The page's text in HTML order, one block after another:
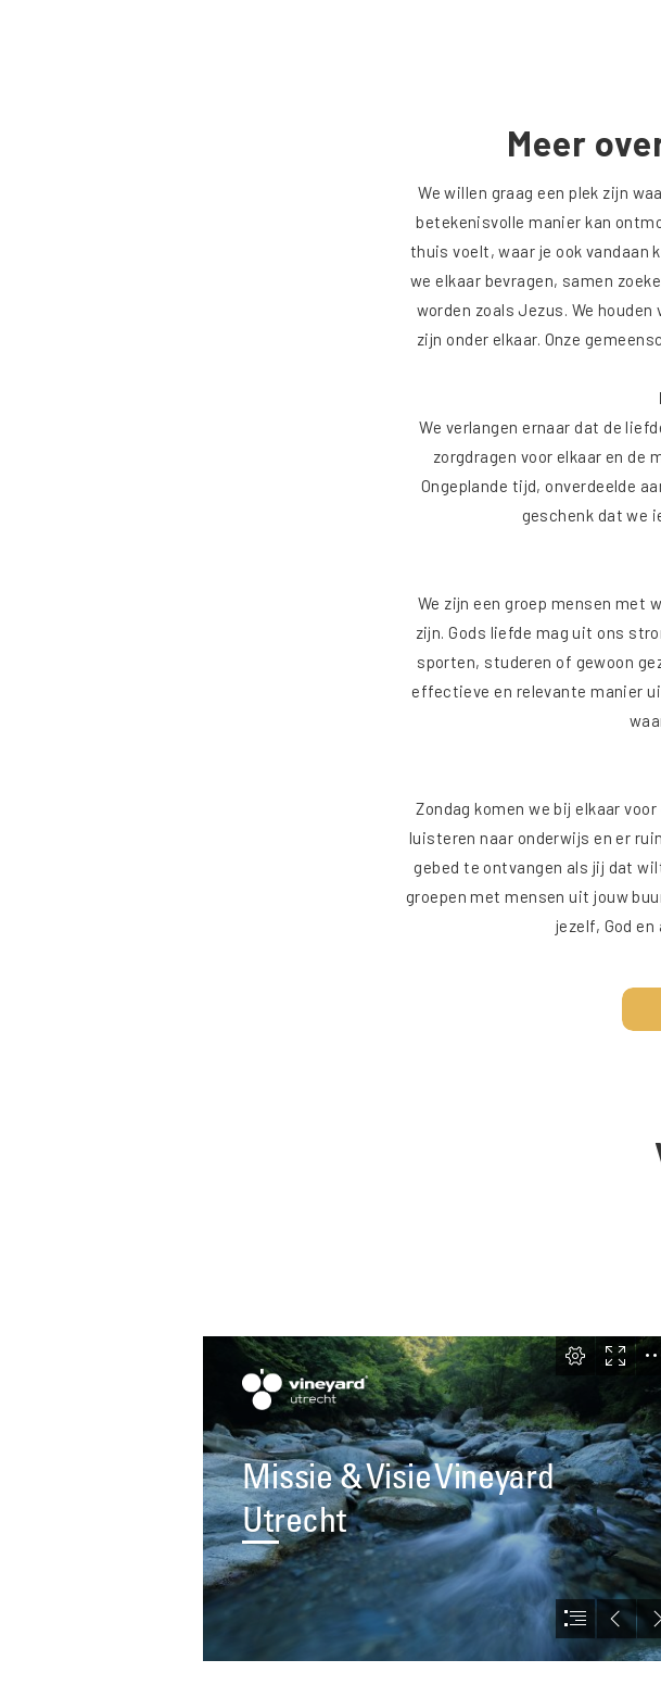
We willen graag een plek zijn
betekenisvolle manier kan
thuis voelt, waar je ook vandaan
we elkaar bevragen, samen
worden zoals Jezus. We houden
zijn onder elkaar. Onze
We verlangen ernaar dat de
zorgdragen voor elkaar en de
Ongeplande tijd, onverdeelde
geschenk dat we
We zijn een groep mensen met
zijn. Gods liefde mag uit ons
sporten, studeren of gewoon
effectieve en relevante manier
Zondag komen we bij elkaar
luisteren naar onderwijs en er
gebed te ontvangen als jij dat
groepen met mensen uit jouw
jezelf, God
Meer